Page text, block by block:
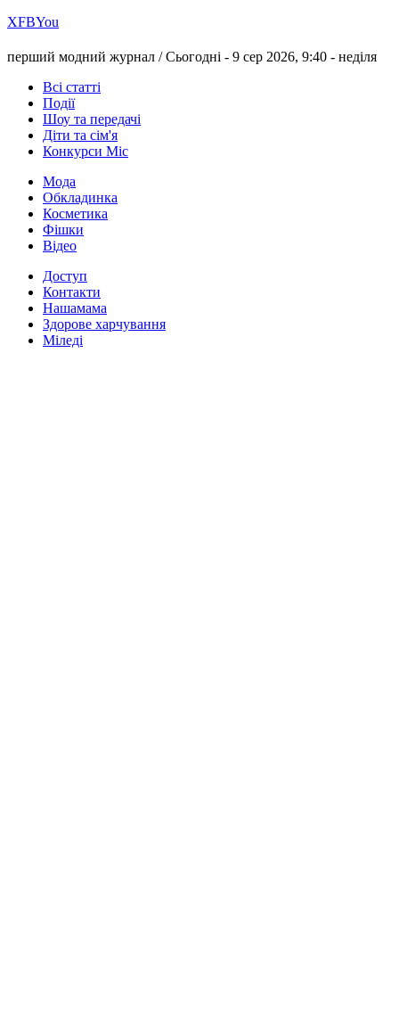
ХFBYou
перший модний журнал /Сьогодні - 9 сер 2026, 9:40 - неділя
Всі статті
Події
Шоу та передачі
Діти та сім'я
Конкурси Міс
Мода
Обкладинка
Косметика
Фішки
Відео
Доступ
Контакти
Нашамама
Здорове харчування
Міледі